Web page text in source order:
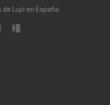
Lujo en España.